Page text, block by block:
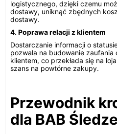
logistycznego, dzięki czemu
dostawy, uniknąć zbędnych
dostawy.
4. Poprawa relacji z klientem
Dostarczanie informacji o
pozwala na budowanie zaufania
klientem, co przekłada się na
szans na powtórne zakupy.
Przewodnik
dla BAB